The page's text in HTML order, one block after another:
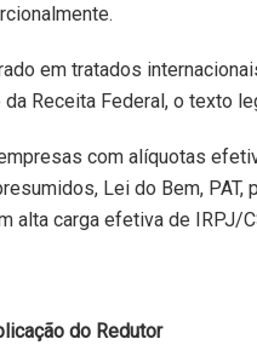
em tratados
Receita Federal, o texto
com alíquotas
Lei do Bem,
alta carga efetiva de IRPJ/
do Redutor